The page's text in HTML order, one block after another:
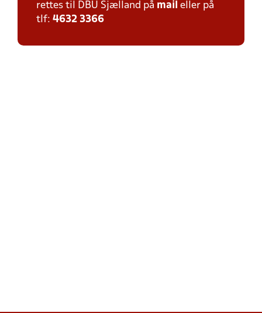
rettes til DBU Sjælland på mail eller på
tlf: 4632 3366